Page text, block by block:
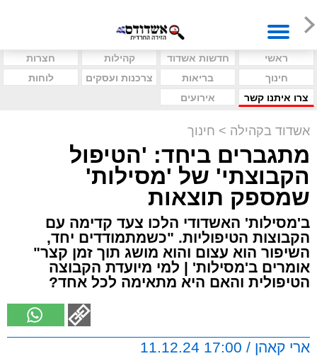
ראשי חדשות אשדוד קהילות
חצרות
חינוך
בריאות צרכנות ועסקים
לוחות
צרו איתנו קשר
אירועים
אשדוד בקהילה > חינוך
מתגברים ביחד: 'הטיפול
הקבוצתי' של 'מסילות'
שמספק תוצאות
ב'מסילות' האשדודי הלכו צעד קדימה עם
הקבוצות הטיפוליות. "כשמתמודדים יחד,
השיפור הוא עצום והוא מושג תוך זמן קצר"
אומרים ב'מסילות' | למי מיועדת הקבוצה
הטיפולית והאם היא מתאימה לכל אחד?
ארי קאהן / 17:00 11.12.24